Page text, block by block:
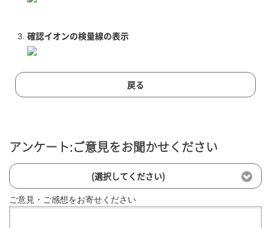
確認イオンの検量線の表示
戻る
アンケート:ご意見をお聞かせください
(選択してください)
ご意見・ご感想をお寄せください